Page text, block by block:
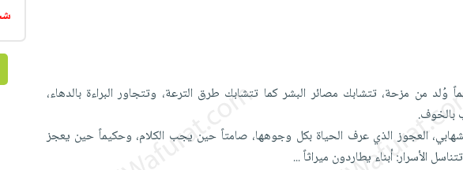
من مزحة، تتشابك مصائر البشر كما تتشابك طرق الترعة، وتتجاور البراءة بالدهاء،
بالخوف.
العجوز الذي عرف الحياة بكل وجوهها، صامتاً حين يجب الكلام، وحكيماً حين يعجز
الأسرار: أبناء يطاردون ميراثاً...